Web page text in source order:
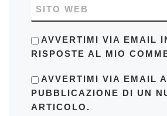
SITO WEB
AVVERTIMI VIA EMAIL
RISPOSTE AL MIO
AVVERTIMI VIA EMAIL
PUBBLICAZIONE DI UN
ARTICOLO.